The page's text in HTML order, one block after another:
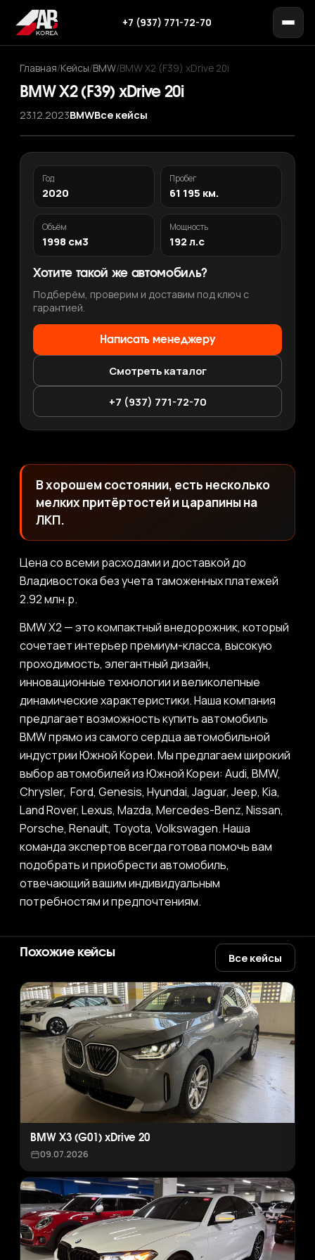
+7 (937) 771-72-70
Главная/Кейсы/BMW/BMW X2 (F39) xDrive 20i
BMW X2 (F39) xDrive 20i
23.12.2023BMWВсе кейсы
Год
2020
Пробег
61 195 км.
Объём
1998 см3
Мощность
192 л.с
Хотите такой же автомобиль?
Подберём, проверим и доставим под ключ с
гарантией.
Написать менеджеру
Смотреть каталог
+7 (937) 771-72-70
В хорошем состоянии, есть несколько
мелких притёртостей и царапины на
ЛКП.
Цена со всеми расходами и доставкой до
Владивостока без учета таможенных платежей
2.92 млн.р.
BMW X2 — это компактный внедорожник, который
сочетает интерьер премиум-класса, высокую
проходимость, элегантный дизайн,
инновационные технологии и великолепные
динамические характеристики. Наша компания
предлагает возможность купить автомобиль
BMW прямо из самого сердца автомобильной
индустрии Южной Кореи. Мы предлагаем широкий
выбор автомобилей из Южной Кореи: Audi, BMW,
Chrysler, Ford, Genesis, Hyundai, Jaguar, Jeep, Kia,
Land Rover, Lexus, Mazda, Mercedes-Benz, Nissan,
Porsche, Renault, Toyota, Volkswagen. Наша
команда экспертов всегда готова помочь вам
подобрать и приобрести автомобиль,
отвечающий вашим индивидуальным
потребностям и предпочтениям.
Похожие кейсы Все кейсы
BMW X3 (G01) xDrive 20
09.07.2026